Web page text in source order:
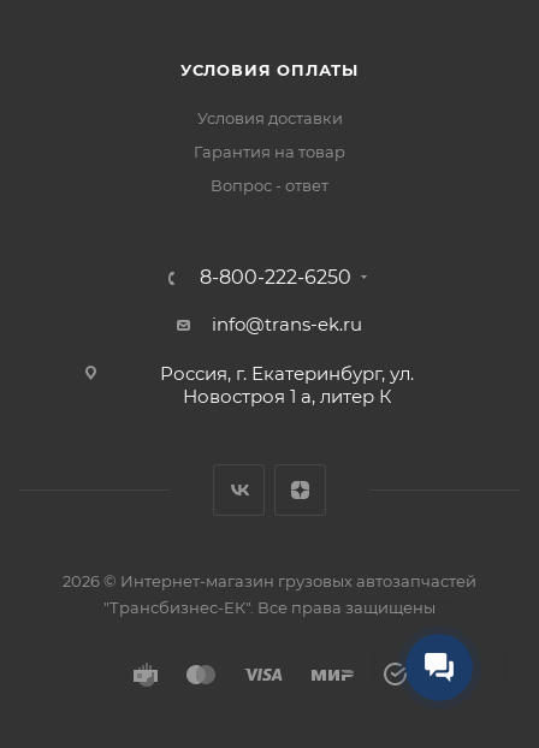
УСЛОВИЯ ОПЛАТЫ
Условия доставки
Гарантия на товар
Вопрос - ответ
8-800-222-6250
info@trans-ek.ru
Россия, г. Екатеринбург, ул.
Новостроя 1 а, литер К
2026 © Интернет-магазин грузовых автозапчастей
"Трансбизнес-ЕК" . Все права защищены